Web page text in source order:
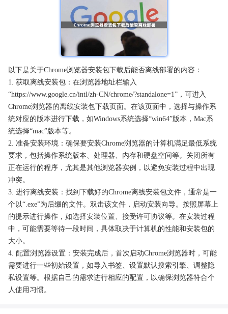
以下是关于Chrome浏览器安装包下载后能否离线部署的内容：
1. 获取离线安装包：在浏览器地址栏输入
“https://www.google.cn/intl/zh-CN/chrome/?standalone=1”，可进入
Chrome浏览器的离线安装包下载页面。在该页面中，选择与操作系
统对应的版本进行下载，如Windows系统选择“win64”版本，Mac系
统选择“mac”版本等。
2. 准备安装环境：确保要安装Chrome浏览器的计算机满足最低系统
要求，包括操作系统版本、处理器、内存和硬盘空间等。关闭所有
正在运行的程序，尤其是其他浏览器实例，以避免安装过程中出现
冲突。
3. 进行离线安装：找到下载好的Chrome离线安装包文件，通常是一
个以“.exe”为后缀的文件。双击该文件，启动安装向导。按照屏幕上
的提示进行操作，如选择安装位置、接受许可协议等。在安装过程
中，可能需要等待一段时间，具体取决于计算机的性能和安装包的
大小。
4. 配置浏览器设置：安装完成后，首次启动Chrome浏览器时，可能
需要进行一些初始设置，如导入书签、设置默认搜索引擎、调整隐
私设置等。根据自己的需求进行相应的配置，以确保浏览器符合个
人使用习惯。